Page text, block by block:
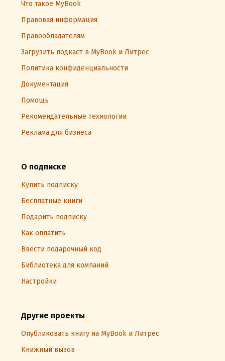
Что такое MyBook
Правовая информация
Правообладателям
Загрузить подкаст в MyBook и Литрес
Политика конфиденциальности
Документация
Помощь
Рекомендательные технологии
Реклама для бизнеса
О подписке
Купить подписку
Бесплатные книги
Подарить подписку
Как оплатить
Ввести подарочный код
Библиотека для компаний
Настройки
Другие проекты
Опубликовать книгу на MyBook и Литрес
Книжный вызов